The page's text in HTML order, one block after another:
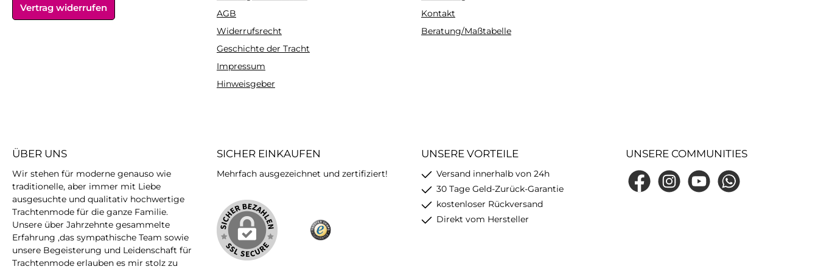
ursprüngliche Form
ursprüngliche Form
behalten, sollten sie
möglichst nicht hängend
getrocknet
werden.Pflegehinweis:30°
C Feinwäsche, bei
geringer Hitze
ursprüngliche Form
behalten, sollten sie
möglichst nicht hängend
Pflegehinweis:30°C
Vertrag widerrufen
AGB
Widerrufsrecht
Geschichte der Tracht
Impressum
Hinweisgeber
Kontakt
Beratung/Maßtabelle
ÜBER UNS
Wir stehen für moderne genauso wie
traditionelle, aber immer mit Liebe
ausgesuchte und qualitativ hochwertige
Trachtenmode für die ganze Familie.
Unsere über Jahrzehnte gesammelte
Erfahrung ,das sympathische Team sowie
unsere Begeisterung und Leidenschaft für
Trachtenmode erlauben es mir stolz zu
SICHER EINKAUFEN
Mehrfach ausgezeichnet und zertifiziert!
UNSERE VORTEILE
Versand innerhalb von 24h
30 Tage Geld-Zurück-Garantie
kostenloser Rückversand
Direkt vom Hersteller
UNSERE COMMUNITIES
FacebookInstagramYouTubeWhatsApp